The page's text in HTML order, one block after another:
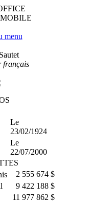
menu
français
Le
23/02/1924
Le
22/07/2000
2 555 674 $
9 422 188 $
11 977 862 $